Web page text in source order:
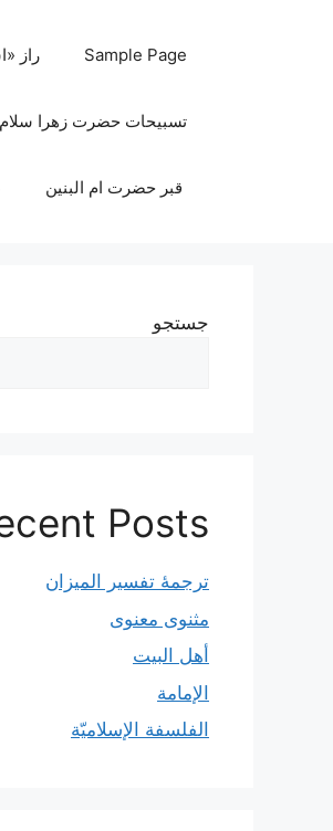
Sample Page راز
تسبیحات حضرت زهرا سلام
قبر حضرت ام البنین
جستجو
Posts
ترجمۀ تفسیر المیزان
مثنوی معنوی
أهل البيت
الإمامة
الفلسفة الإسلاميّة